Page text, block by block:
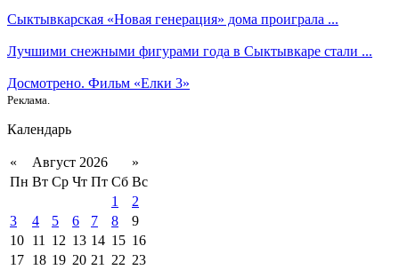
Сыктывкарская «Новая генерация» дома проиграла ...
Лучшими снежными фигурами года в Сыктывкаре стали ...
Досмотрено. Фильм «Елки 3»
Реклама.
Календарь
« Август 2026
»
Пн Вт Ср Чт Пт Сб Вс
1
2
3
4 5 6 7 8
9
10 11 12 13 14 15 16
17 18 19 20 21 22 23